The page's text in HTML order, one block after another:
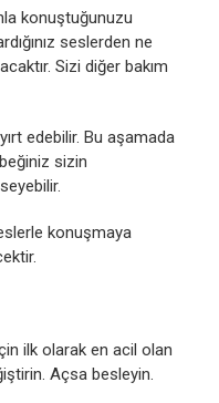
konuştuğunuzu
seslerden ne
Sizi diğer bakım
edebilir. Bu aşamada
sizin
konuşmaya
ilk olarak en acil olan
Açsa besleyin.